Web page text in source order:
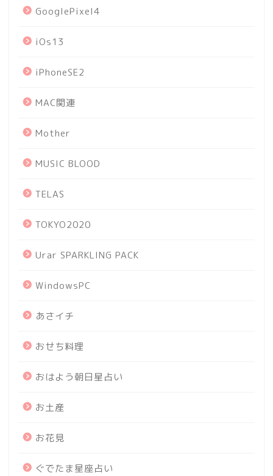
GooglePixel4
iOs13
iPhoneSE2
MAC関連
Mother
MUSIC BLOOD
TELAS
TOKYO2020
Urar SPARKLING PACK
WindowsPC
あさイチ
おせち料理
おはよう朝日星占い
お土産
お花見
ぐでたま星座占い